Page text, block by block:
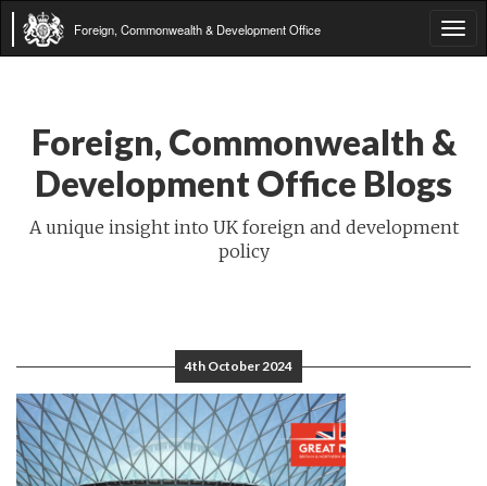
Foreign, Commonwealth & Development Office
Foreign, Commonwealth &
Development Office Blogs
A unique insight into UK foreign and development
policy
4th October 2024